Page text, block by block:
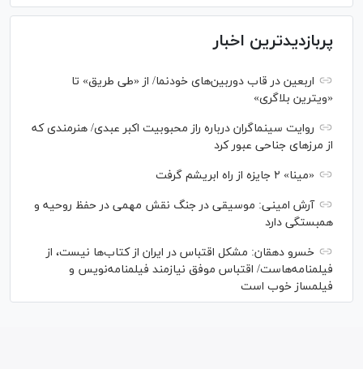
پربازدیدترین اخبار
اربعین در قاب دوربین‌های خودنما/ از «طی طریق» تا
«ویترین بلاگری»
روایت سینماگران درباره راز محبوبیت اکبر عبدی/ هنرمندی که
از مرزهای جناحی عبور کرد
«مینا» ۲ جایزه از راه ابریشم گرفت
آرش امینی: موسیقی در جنگ نقش مهمی در حفظ روحیه و
همبستگی دارد
خسرو دهقان: مشکل اقتباس در ایران از کتاب‌ها نیست، از
فیلمنامه‌هاست/ اقتباس موفق نیازمند فیلمنامه‌نویس و
فیلمساز خوب است